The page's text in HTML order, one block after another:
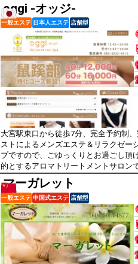
oggi -オッジ-
一般エステ 日本人エステ 店舗型
大宮駅東口から徒歩7分、完全予約制
ストによるメンズエステ＆リラクゼー
プですので、ごゆっくりとお過ごし頂
的とするアロマトリートメントサロン
マーガレット
一般エステ 中国式エステ 店舗型